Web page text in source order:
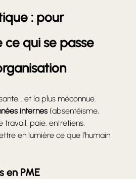
: pour
qui se passe
et la plus méconnue.
internes (absentéisme,
paie, entretiens,
en lumière ce que l’humain
en PME